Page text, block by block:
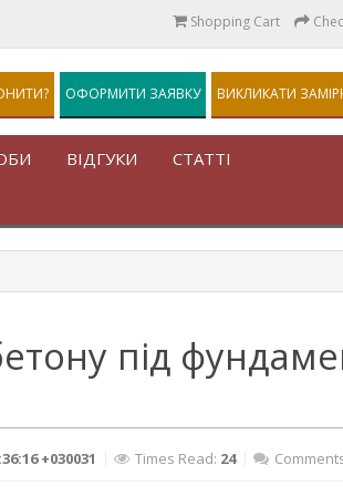
Shopping Cart
ОФОРМИТИ ЗАЯВКУ ВИКЛИКАТИ
ВІДГУКИ
СТАТТІ
під
+030031 Times Read: 24